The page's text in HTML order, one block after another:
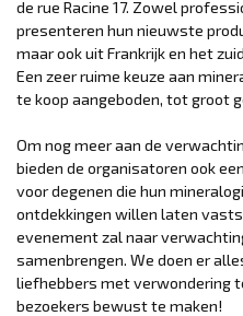
de rue Racine 17. Zowel
presenteren hun nieuwste
maar ook uit Frankrijk en het
Een zeer ruime keuze aan
te koop aangeboden, tot groot
Om nog meer aan de
bieden de organisatoren ook
voor degenen die hun
ontdekkingen willen laten
evenement zal naar
samenbrengen. We doen er
liefhebbers met verwondering
bezoekers bewust te maken!